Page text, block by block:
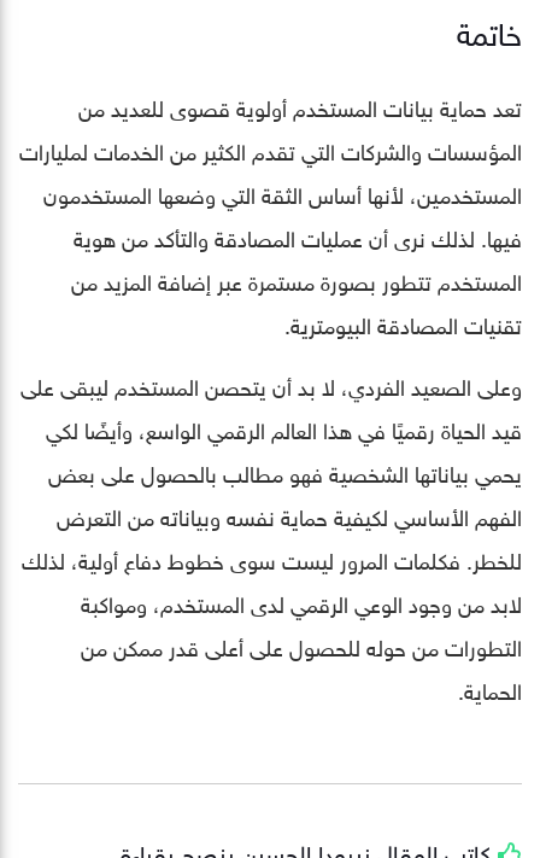
خاتمة
تعد حماية بيانات المستخدم أولوية قصوى للعديد من
المؤسسات والشركات التي تقدم الكثير من الخدمات لمليارات
المستخدمين، لأنها أساس الثقة التي وضعها المستخدمون
فيها. لذلك نرى أن عمليات المصادقة والتأكد من هوية
المستخدم تتطور بصورة مستمرة عبر إضافة المزيد من
تقنيات المصادقة البيومترية.
وعلى الصعيد الفردي، لا بد أن يتحصن المستخدم ليبقى على
قيد الحياة رقميًا في هذا العالم الرقمي الواسع، وأيضًا لكي
يحمي بياناتها الشخصية فهو مطالب بالحصول على بعض
الفهم الأساسي لكيفية حماية نفسه وبياناته من التعرض
للخطر. فكلمات المرور ليست سوى خطوط دفاع أولية، لذلك
لابد من وجود الوعي الرقمي لدى المستخدم، ومواكبة
التطورات من حوله للحصول على أعلى قدر ممكن من
الحماية.